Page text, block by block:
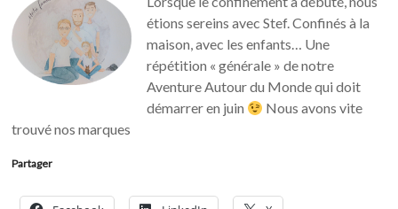
étions sereins avec Stef. Confinés à la
maison, avec les enfants… Une
répétition « générale » de notre
Aventure Autour du Monde qui doit
démarrer en juin
Nous avons vite
trouvé nos marques
Partager